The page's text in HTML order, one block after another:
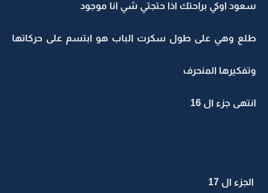
سعود اوكي براحتك اذا حتجتي شي انا موجود
طلع وهي على طول سكرت الباب هو ابتسم على حركاتها
وتفكيرها المنحرف
انتهى جزء ال 16
الجزء ال 17